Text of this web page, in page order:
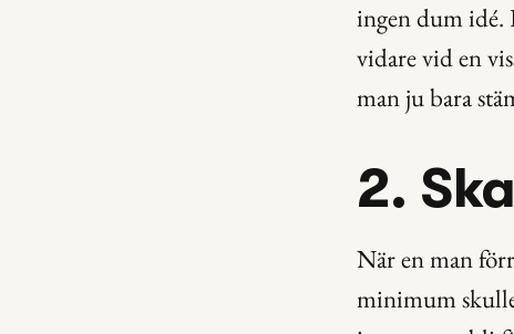
ingen dum idé.
vidare vid en
man ju bara
2.
När en man
minimum